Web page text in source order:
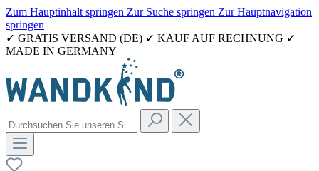
Zum Hauptinhalt springen Zur Suche springen Zur Hauptnavigation
springen
✓ GRATIS VERSAND (DE) ✓ KAUF AUF RECHNUNG ✓
MADE IN GERMANY